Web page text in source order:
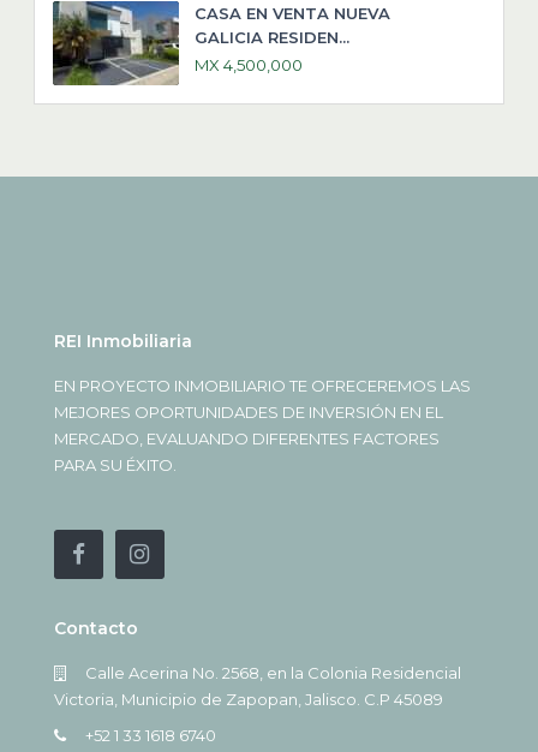
CASA EN VENTA NUEVA
GALICIA RESIDEN...
MX 4,500,000
REI Inmobiliaria
EN PROYECTO INMOBILIARIO TE OFRECEREMOS LAS
MEJORES OPORTUNIDADES DE INVERSIÓN EN EL
MERCADO, EVALUANDO DIFERENTES FACTORES
PARA SU ÉXITO.
Contacto
Calle Acerina No. 2568, en la Colonia Residencial
Victoria, Municipio de Zapopan, Jalisco. C.P 45089
+52 1 33 1618 6740